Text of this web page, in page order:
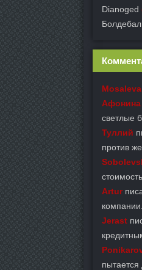
Dianoged
Болдебал
Mosaleva
Афонина
светлые
Туллий
против
Artur
компании.
Jerast